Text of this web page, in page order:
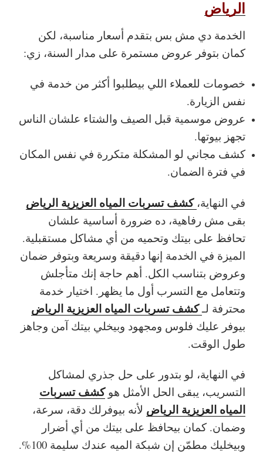
الرياض
الخدمة دي مش بس بتقدم أسعار مناسبة، لكن
كمان بتوفر عروض مستمرة على مدار السنة، زي:
خصومات للعملاء اللي بيطلبوا أكثر من خدمة في
نفس الزيارة.
عروض موسمية قبل الصيف والشتاء علشان الناس
تجهز بيوتها.
كشف مجاني لو المشكلة متكررة في نفس المكان
في فترة الضمان.
في النهاية، كشف تسربات المياه العزيزية الرياض
بقى مش رفاهية، ده ضرورة أساسية علشان
تحافظ على بيتك وتحميه من أي مشاكل مستقبلية.
الميزة في الخدمة إنها دقيقة وسريعة وبتوفر ضمان
وعروض بتناسب الكل. أهم حاجة إنك متأجلش
وتتعامل مع التسرب أول ما يظهر. اختيار خدمة
محترفة لـكشف تسربات المياه العزيزية الرياض
بيوفر عليك فلوس ومجهود وبيخلي بيتك آمن وجاهز
طول الوقت.
في النهاية، لو بتدور على حل جذري لمشاكل
التسريب، يبقى الحل الأمثل هوكشف تسربات
المياه العزيزية الرياض لأنه بيوفرلك دقة، سرعة،
وضمان. كمان بيحافظ على بيتك من أي أضرار
وبيخليك مطمّن إن شبكة الميه عندك سليمة 100%.